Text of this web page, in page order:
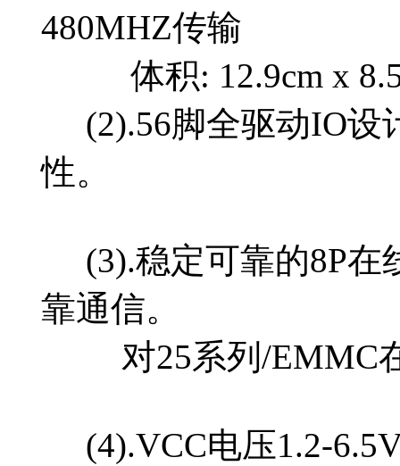
480MHZ传输
体积: 12.9cm x
(2).56脚全驱动IO设
性。
(3).稳定可靠的8P在
靠通信。
对25系列/EMMC在
(4).VCC电压1.2-